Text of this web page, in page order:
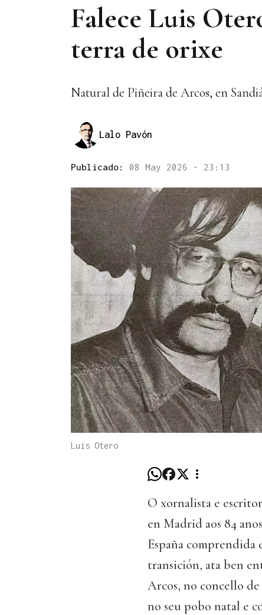
Falece Luis
terra de orixe
Natural de Piñeira de Arcos, en
Lalo Pavón
Publicado: 08 May 2026 - 23:13
Luis Otero
O xornalista e
en Madrid aos 84
España comprendida
transición, ata ben
Arcos, no concello
no seu pobo natal e